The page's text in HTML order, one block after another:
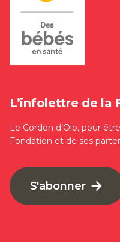
L’infolettre de la
Le Cordon d’Olo, pour
Fondation et de ses
S'abonner